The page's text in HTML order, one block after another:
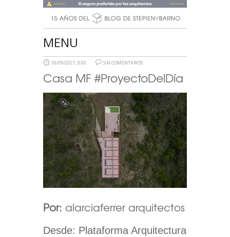
MENU
06/09/2021, 8:00 SIN COMENTARIOS
Casa MF #ProyectoDelDía
Por: alarciaferrer arquitectos
Desde: Plataforma Arquitectura